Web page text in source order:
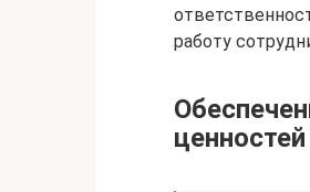
работу
ценностей